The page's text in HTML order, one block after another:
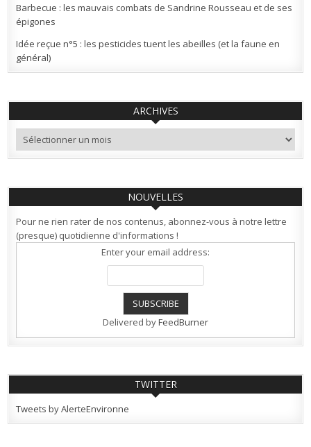
Barbecue : les mauvais combats de Sandrine Rousseau et de ses
épigones
Idée reçue n°5 : les pesticides tuent les abeilles (et la faune en
général)
ARCHIVES
Archives
NOUVELLES
Pour ne rien rater de nos contenus, abonnez-vous à notre lettre
(presque) quotidienne d'informations !
Enter your email address:
Delivered byFeedBurner
TWITTER
Tweets by AlerteEnvironne